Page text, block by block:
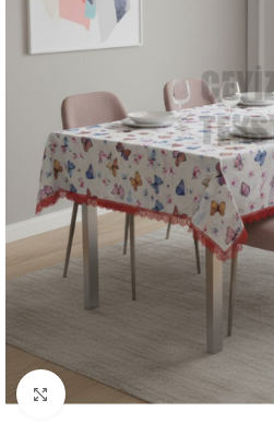
Resmi Büyüt